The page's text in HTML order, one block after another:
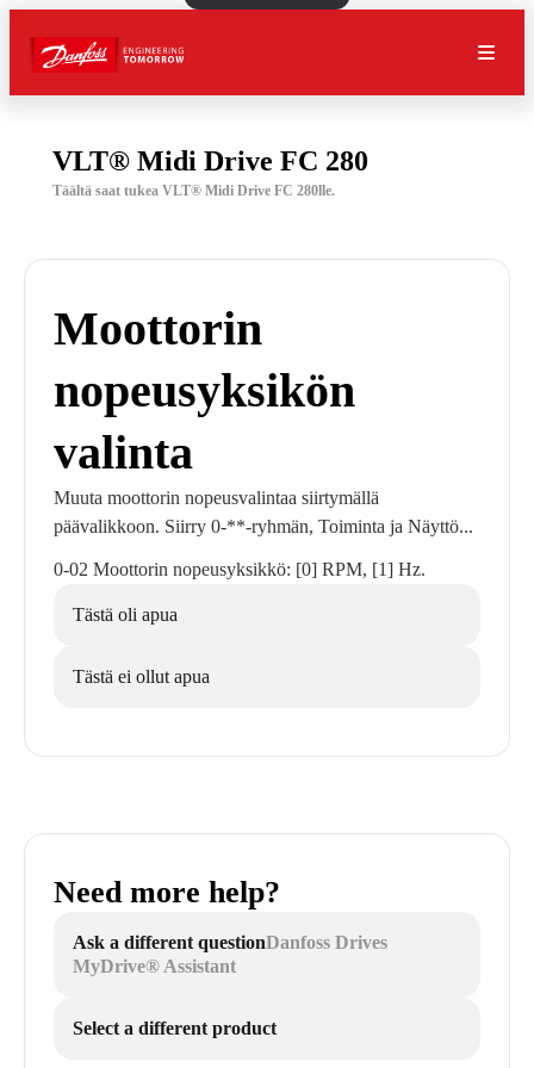
VLT® Midi Drive FC 280
Täältä saat tukea VLT® Midi Drive FC 280lle.
Moottorin
nopeusyksikön
valinta
Muuta moottorin nopeusvalintaa siirtymällä
päävalikkoon. Siirry 0-**-ryhmän, Toiminta ja Näyttö...
0-02 Moottorin nopeusyksikkö: [0] RPM, [1] Hz.
Tästä oli apua
Tästä ei ollut apua
Need more help?
Ask a different questionDanfoss Drives
MyDrive® Assistant
Select a different product